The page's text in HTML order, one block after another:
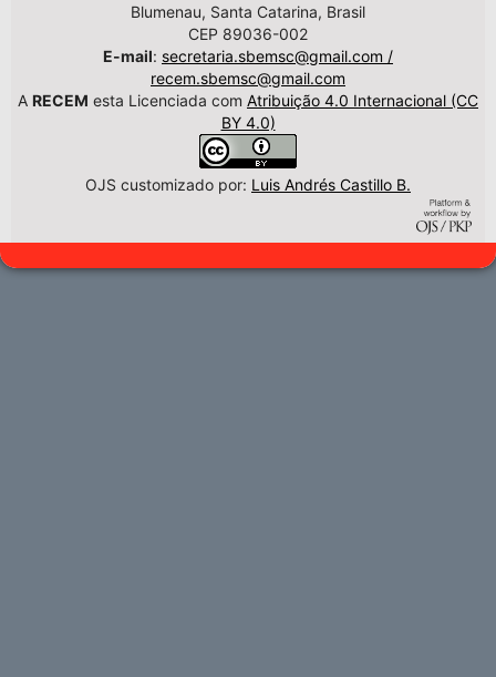
Blumenau, Santa Catarina, Brasil
CEP 89036-002
E-mail: secretaria.sbemsc@gmail.com /
recem.sbemsc@gmail.com
A RECEM esta Licenciada com Atribuição 4.0 Internacional (CC
BY 4.0)
OJS customizado por: Luis Andrés Castillo B.